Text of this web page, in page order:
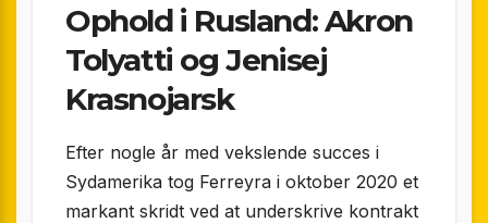
Ophold i Rusland: Akron
Tolyatti og Jenisej
Krasnojarsk
Efter nogle år med vekslende succes i
Sydamerika tog Ferreyra i oktober 2020 et
markant skridt ved at underskrive kontrakt